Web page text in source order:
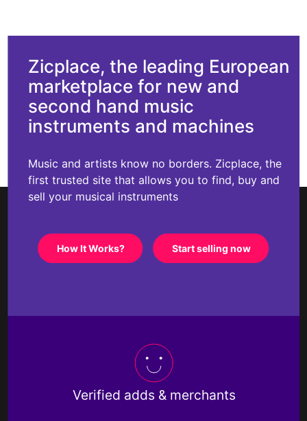
Zicplace, the leading European
marketplace for new and
second hand music
instruments and machines
Music and artists know no borders. Zicplace, the
first trusted site that allows you to find, buy and
sell your musical instruments
How It Works? Start selling now
Verified adds & merchants